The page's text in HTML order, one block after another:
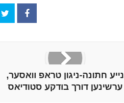
נייע חתונה-ניגון טראפ וואסער,
ערשינען דורך בודקע סטודיאס